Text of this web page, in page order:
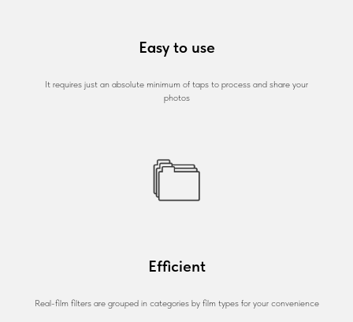
Easy to use
It requires just an absolute minimum of taps to process and share your
photos
Efficient
Real-film filters are grouped in categories by film types for your convenience